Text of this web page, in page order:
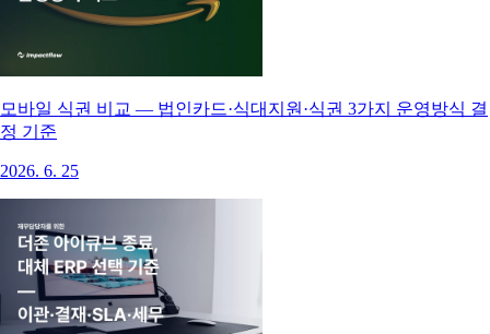
모바일 식권 비교 — 법인카드·식대지원·식권 3가지 운영방식 결
정 기준
2026. 6. 25